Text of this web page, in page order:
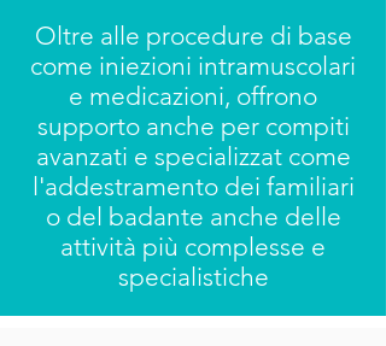
Oltre alle procedure di base
come iniezioni intramuscolari
e medicazioni, offrono
supporto anche per compiti
avanzati e specializzat come
l'addestramento dei familiari
o del badante anche delle
attività più complesse e
specialistiche